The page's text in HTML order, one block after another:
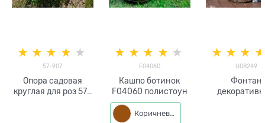
57-907
Опора садовая
круглая для роз 57-
F04060
Кашпо ботинок
F04060 полистоун
Коричневый
U08249
Фонтан